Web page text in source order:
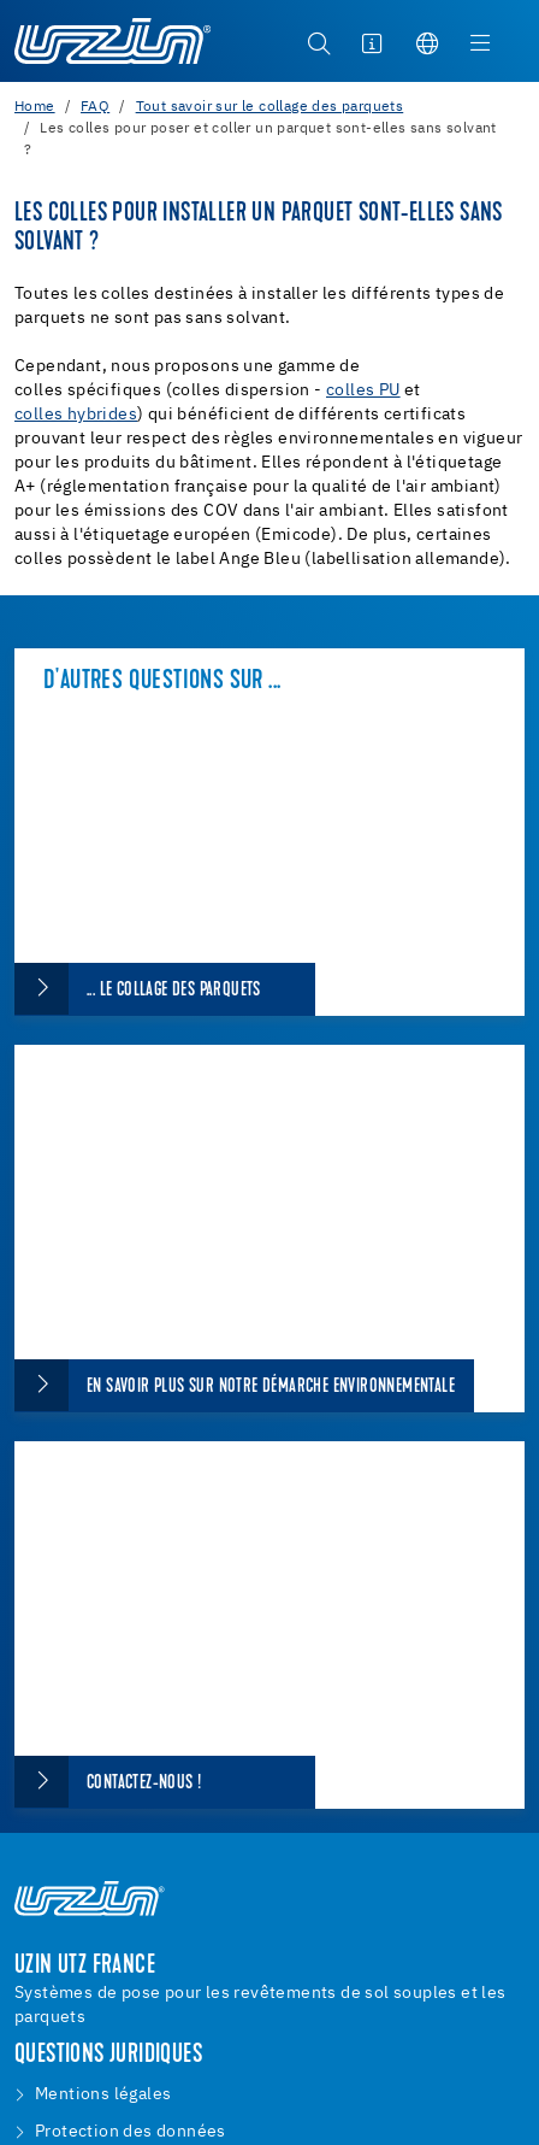
Home FAQ
Tout savoir sur le collage des parquets
Les colles pour poser et coller un parquet sont-elles sans solvant
?
LES COLLES POUR INSTALLER UN PARQUET SONT-ELLES SANS
SOLVANT ?
Toutes les colles destinées à installer les différents types de
parquets ne sont pas sans solvant.
Cependant, nous proposons une gamme de
colles spécifiques (colles dispersion - colles PU et
colles hybrides) qui bénéficient de différents certificats
prouvant leur respect des règles environnementales en vigueur
pour les produits du bâtiment. Elles répondent à l'étiquetage
A+ (réglementation française pour la qualité de l'air ambiant)
pour les émissions des COV dans l'air ambiant. Elles satisfont
aussi à l'étiquetage européen (Emicode). De plus, certaines
colles possèdent le label Ange Bleu (labellisation allemande).
D'AUTRES QUESTIONS SUR ...
... LE COLLAGE DES PARQUETS
EN SAVOIR PLUS SUR NOTRE DÉMARCHE ENVIRONNEMENTALE
CONTACTEZ-NOUS !
UZIN UTZ FRANCE
Systèmes de pose pour les revêtements de sol souples et les
parquets
QUESTIONS JURIDIQUES
Mentions légales
Protection des données